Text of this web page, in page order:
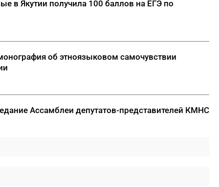
в Якутии получила 100 баллов на ЕГЭ по
об этноязыковом самочувствии
Ассамблеи депутатов-представителей КМНС